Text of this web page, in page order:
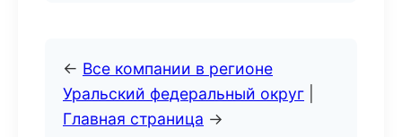
← Все компании в регионе
Уральский федеральный округ
Главная страница →